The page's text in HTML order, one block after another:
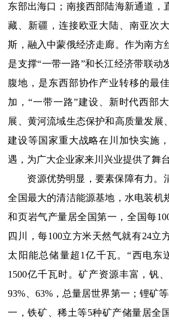
东部出海口；南接西部陆海新通道，
藏、新疆，连接欧亚大陆、南亚次
斯，融入中蒙俄经济走廊。作为南方
是支撑“一带一路”和长江经济带联动
腹地，是东西部协作产业转移的最
加，“一带一路”建设、新时代西部
展、黄河流域生态保护和高质量发展
建设等国家重大战略在川加快实施
遇，为广大企业家来川兴业提供了舞台
资源优势明显，要素保障有力。
全国最大的清洁能源基地，水电装机
和页岩气产量居全国第一，全国每
四川，每100立方米天然气就有24立
太阳能总储量超1亿千瓦。“西电东
1500亿千瓦时。矿产资源丰富，钒
93%、63%，总量居世界第一；锂矿
一，铁矿、稀土等5种矿产储量居全